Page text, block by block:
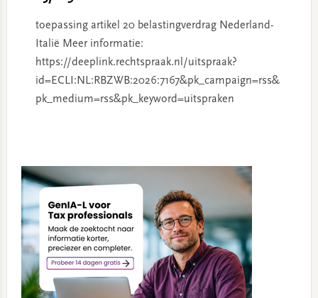
toepassing artikel 20 belastingverdrag Nederland-
Italië Meer informatie:
https://deeplink.rechtspraak.nl/uitspraak?
id=ECLI:NL:RBZWB:2026:7167&pk_campaign=rss&
pk_medium=rss&pk_keyword=uitspraken
Sidebar